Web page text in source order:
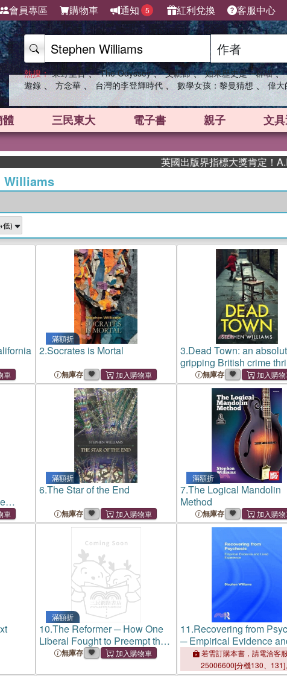
會員專區 購物車 通知 5 紅利兌換 客服中心
熱搜： 東野圭吾 、 The Odyssey 、 父親節 、 如果歷史是一群喵 、
遊錄 、 方念華 、 台灣的李登輝時代 、 數學女孩：黎曼猜想 、 偉大
體 三民東大 電子書 親子 文
英國出版界指標大獎肯定！A.F.
Williams
滿額折
2.Socrates is Mortal
無庫存
3.Dead Town: an
gripping British crime
with an astonishing twist
無庫存
twist
滿額折
6.The Star of the End
無庫存
滿額折
7.The Logical Mandolin
Method
無庫存
滿額折
10.The Reformer ─ How One
Liberal Fought to Preempt the
Russian Revolution
無庫存
11.Recovering from
─ Empirical Evidence
Lived Experience
若需訂購本書，請電洽客
25006600[分機130、131]。